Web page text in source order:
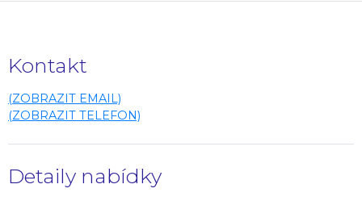
Kontakt
(ZOBRAZIT EMAIL)
(ZOBRAZIT TELEFON)
Detaily nabídky